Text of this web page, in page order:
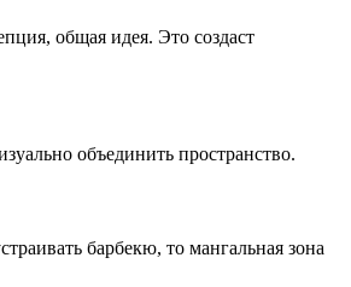
общая идея. Это создаст
объединить пространство.
барбекю, то мангальная зона